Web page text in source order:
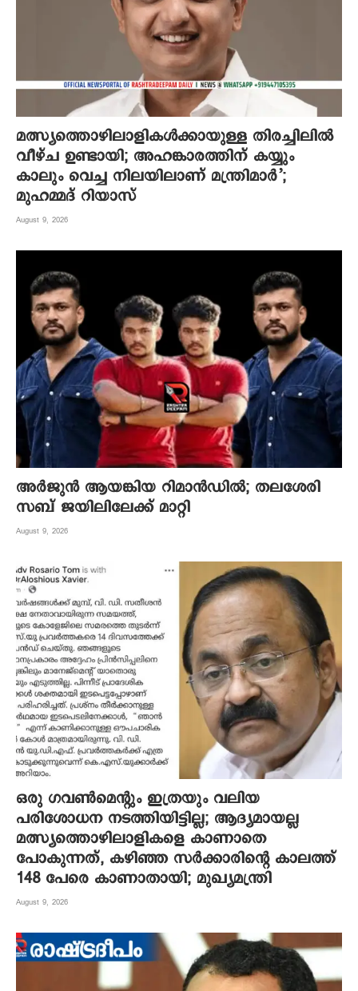
മത്സ്യത്തൊഴിലാളികൾക്കായുള്ള തിരച്ചിലിൽ
വീഴ്ച ഉണ്ടായി; അഹങ്കാരത്തിന് കയ്യും
കാലും വെച്ച നിലയിലാണ് മന്ത്രിമാർ’;
മുഹമ്മദ് റിയാസ്
August 9, 2026
അർജുൻ ആയങ്കിയ റിമാൻഡിൽ; തലശേരി
സബ് ജയിലിലേക്ക് മാറ്റി
August 9, 2026
ഒരു ഗവൺമെന്റും ഇത്രയും വലിയ
പരിശോധന നടത്തിയിട്ടില്ല; ആദ്യമായല്ല
മത്സ്യത്തൊഴിലാളികളെ കാണാതെ
പോകുന്നത്, കഴിഞ്ഞ സർക്കാരിന്റെ കാലത്ത്
148 പേരെ കാണാതായി; മുഖ്യമന്ത്രി
August 9, 2026